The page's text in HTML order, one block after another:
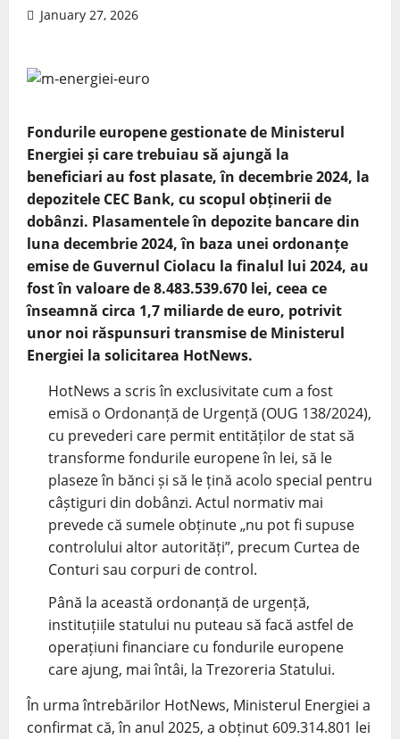
January 27, 2026
Fondurile europene gestionate de Ministerul
Energiei și care trebuiau să ajungă la
beneficiari au fost plasate, în decembrie 2024, la
depozitele CEC Bank, cu scopul obținerii de
dobânzi. Plasamentele în depozite bancare din
luna decembrie 2024, în baza unei ordonanțe
emise de Guvernul Ciolacu la finalul lui 2024, au
fost în valoare de 8.483.539.670 lei, ceea ce
înseamnă circa 1,7 miliarde de euro, potrivit
unor noi răspunsuri transmise de Ministerul
Energiei la solicitarea HotNews.
HotNews a scris în exclusivitate cum a fost
emisă o Ordonanță de Urgență (OUG 138/2024),
cu prevederi care permit entităților de stat să
transforme fondurile europene în lei, să le
plaseze în bănci și să le țină acolo special pentru
câștiguri din dobânzi. Actul normativ mai
prevede că sumele obținute „nu pot fi supuse
controlului altor autorități”, precum Curtea de
Conturi sau corpuri de control.
Până la această ordonanță de urgență,
instituțiile statului nu puteau să facă astfel de
operațiuni financiare cu fondurile europene
care ajung, mai întâi, la Trezoreria Statului.
În urma întrebărilor HotNews, Ministerul Energiei a
confirmat că, în anul 2025, a obținut 609.314.801 lei